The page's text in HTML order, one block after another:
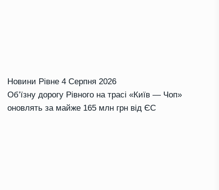
Новини Рівне 4 Серпня 2026
Об’їзну дорогу Рівного на трасі «Київ — Чоп»
оновлять за майже 165 млн грн від ЄС